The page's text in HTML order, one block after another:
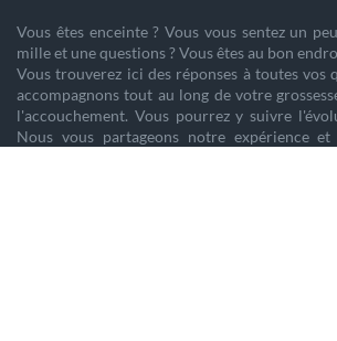
Vous êtes enceinte? Vous vous sentez un
mille et une questions ? Vous êtes au bon
Vous trouverez ici des réponses à toutes vos
accompagnons tout au long de votre
l'accouchement. Vous pourrez y suivre
Nous vous partageons notre expérience et